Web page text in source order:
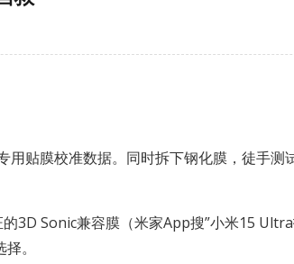
用贴膜校准数据。同时拆下钢化膜，徒手
3D Sonic兼容膜（米家App搜”小米15
。